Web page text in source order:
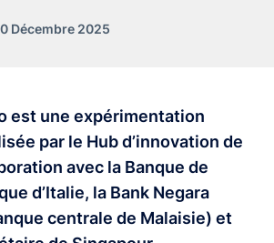
Décembre 2025
est une expérimentation
par le Hub d’innovation de
avec la Banque de
d’Italie, la Bank Negara
centrale de Malaisie) et